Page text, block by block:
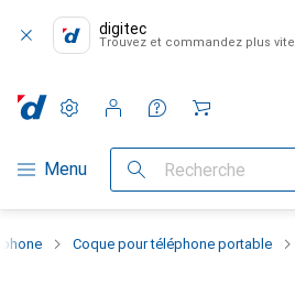
digitec
Trouvez et commandez plus vite
Navigation par catégorie
Menu Recherche
Paramètres
Compte client
Listes de comparaison
Listes d'envies
Panier
Coque pour téléphone portable